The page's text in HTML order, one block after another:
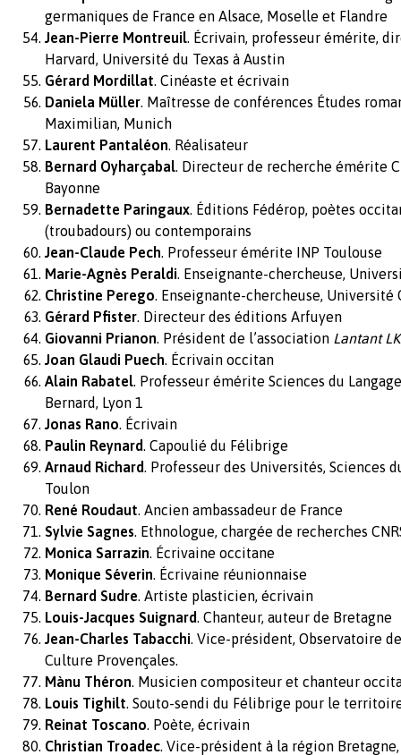
germaniques de France en Alsace, Moselle et Flandre
Jean-Pierre Montreuil. Écrivain, professeur émérite,
Harvard, Université du Texas à Austin
Gérard Mordillat. Cinéaste et écrivain
Daniela Müller. Maîtresse de conférences Études
Maximilian, Munich
Laurent Pantaléon. Réalisateur
Bernard Oyharçabal. Directeur de recherche émérite
Bayonne
Bernadette Paringaux. Éditions Fédérop, poètes
(troubadours) ou contemporains
Jean-Claude Pech. Professeur émérite INP Toulouse
Marie-Agnès Peraldi. Enseignante-chercheuse,
Christine Perego. Enseignante-chercheuse, Université
Gérard Pfister. Directeur des éditions Arfuyen
Giovanni Prianon. Président de l’association Lantant
Joan Glaudi Puech. Écrivain occitan
Alain Rabatel. Professeur émérite Sciences du
Bernard, Lyon 1
Jonas Rano. Écrivain
Paulin Reynard. Capoulié du Félibrige
Arnaud Richard. Professeur des Universités, Sciences
Toulon
René Roudaut. Ancien ambassadeur de France
Sylvie Sagnes. Ethnologue, chargée de recherches
Monica Sarrazin. Écrivaine occitane
Monique Séverin. Écrivaine réunionnaise
Bernard Sudre. Artiste plasticien, écrivain
Louis-Jacques Suignard. Chanteur, auteur de Bretagne
Jean-Charles Tabacchi. Vice-président, Observatoire
Culture Provençales.
Mànu Théron. Musicien compositeur et chanteur
Louis Tighilt. Souto-sendi du Félibrige pour le
Reinat Toscano. Poète, écrivain
Christian Troadec. Vice-président à la région